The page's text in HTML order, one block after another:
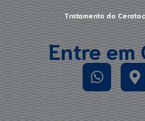
Tratamento do
Entre em